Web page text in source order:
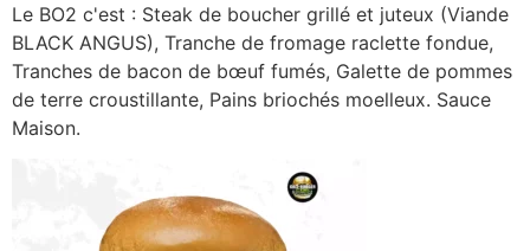
Le BO2 c'est : Steak de boucher grillé et juteux (Viande
BLACK ANGUS), Tranche de fromage raclette fondue,
Tranches de bacon de bœuf fumés, Galette de pommes
de terre croustillante, Pains briochés moelleux. Sauce
Maison.